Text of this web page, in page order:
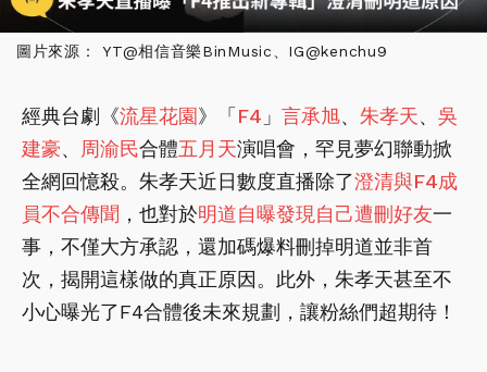
圖片來源： YT@相信音樂BinMusic、IG@kenchu9
經典台劇《流星花園》「 F4 」 言承旭、 朱孝天、 吳
建豪、 周渝民合體五月天演唱會，罕見夢幻聯動掀
全網回憶殺。朱孝天近日數度直播除了澄清與F4成
員不合傳聞 ，也對於明道自曝發現自己遭刪好友一
事，不僅大方承認，還加碼爆料刪掉明道並非首
次，揭開這樣做的真正原因。此外，朱孝天甚至不
小心曝光了F4合體後未來規劃，讓粉絲們超期待！